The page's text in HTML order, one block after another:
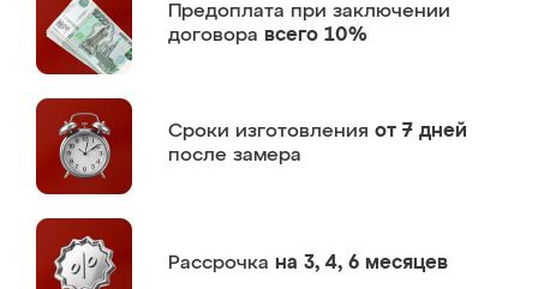
Предоплата при заключении
договора всего 10%
Сроки изготовления от 7 дней
после замера
Рассрочка на 3, 4, 6 месяцев